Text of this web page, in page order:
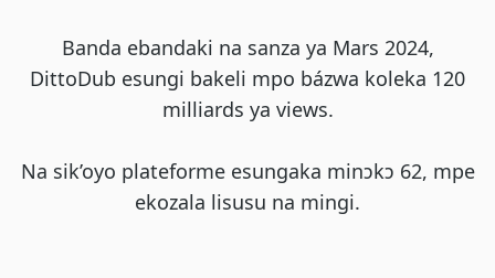
Banda ebandaki na sanza ya Mars 2024,
DittoDub esungi bakeli mpo bázwa koleka 120
milliards ya views.
Na sik’oyo plateforme esungaka minɔkɔ 62, mpe
ekozala lisusu na mingi.